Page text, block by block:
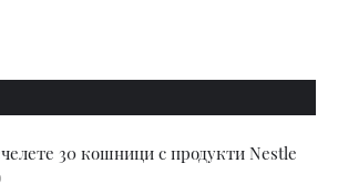
30 кошници с продукти Nestle